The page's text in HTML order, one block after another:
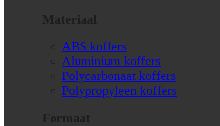
Materiaal
ABS koffers
Aluminium koffers
Polycarbonaat koffers
Polypropyleen koffers
Formaat